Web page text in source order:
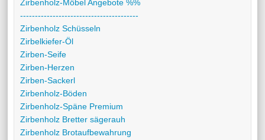
Zirbenholz-Möbel Angebote %%
----------------------------------------
Zirbenholz Schüsseln
Zirbelkiefer-Öl
Zirben-Seife
Zirben-Herzen
Zirben-Sackerl
Zirbenholz-Böden
Zirbenholz-Späne Premium
Zirbenholz Bretter sägerauh
Zirbenholz Brotaufbewahrung